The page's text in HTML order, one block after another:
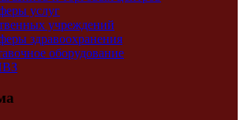
услуг
учреждений
здравоохранения
оборудование